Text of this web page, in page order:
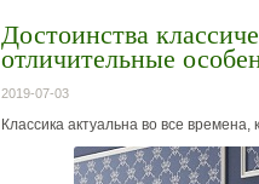
Достоинства
отличительные
2019-07-03
Классика актуальна во все